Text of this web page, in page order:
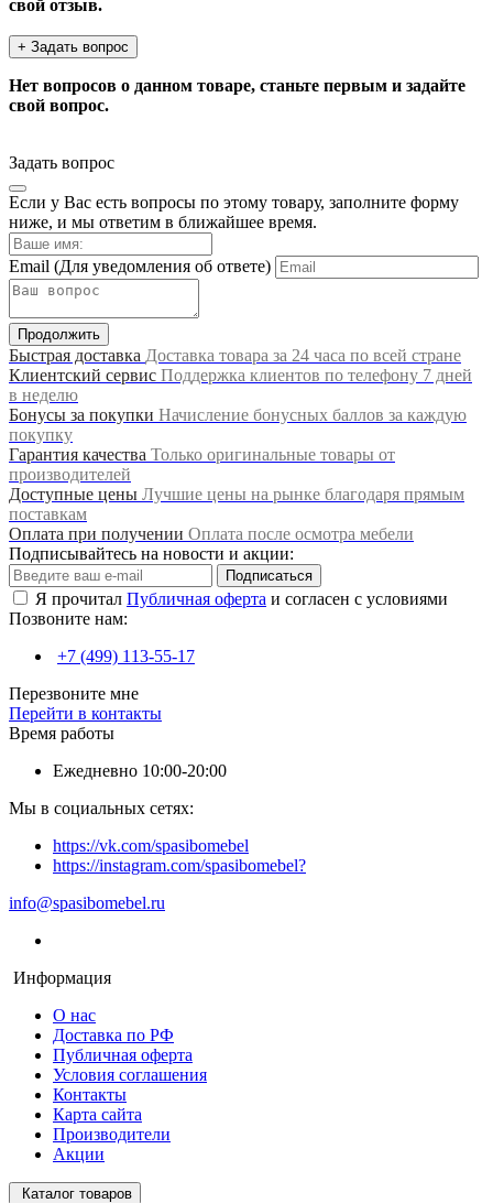
свой отзыв.
+ Задать вопрос
Нет вопросов о данном товаре, станьте первым и задайте
свой вопрос.
Задать вопрос
Если у Вас есть вопросы по этому товару, заполните форму
ниже, и мы ответим в ближайшее время.
Email (Для уведомления об ответе)
Продолжить
Быстрая доставка Доставка товара за 24 часа по всей стране
Клиентский сервис Поддержка клиентов по телефону 7 дней
в неделю
Бонусы за покупки Начисление бонусных баллов за каждую
покупку
Гарантия качества Только оригинальные товары от
производителей
Доступные цены Лучшие цены на рынке благодаря прямым
поставкам
Оплата при получении Оплата после осмотра мебели
Подписывайтесь на новости и акции:
Подписаться
Я прочитал Публичная оферта и согласен с условиями
Позвоните нам:
+7 (499) 113-55-17
Перезвоните мне
Перейти в контакты
Время работы
Ежедневно 10:00-20:00
Мы в социальных сетях:
https://vk.com/spasibomebel
https://instagram.com/spasibomebel?
info@spasibomebel.ru
Информация
О нас
Доставка по РФ
Публичная оферта
Условия соглашения
Контакты
Карта сайта
Производители
Акции
Каталог товаров